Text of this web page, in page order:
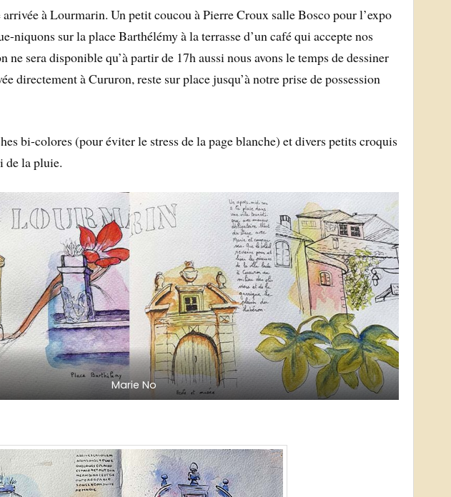
à Lourmarin. Un petit coucou à Pierre Croux salle Bosco pour l’expo
niquons sur la place Barthélémy à la terrasse d’un café qui accepte nos
ne sera disponible qu’à partir de 17h aussi nous avons le temps de dessiner
directement à Cururon, reste sur place jusqu’à notre prise de possession
bi-colores (pour éviter le stress de la page blanche) et divers petits croquis
de la pluie.
Marie No